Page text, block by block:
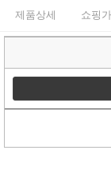
제품상세 쇼핑